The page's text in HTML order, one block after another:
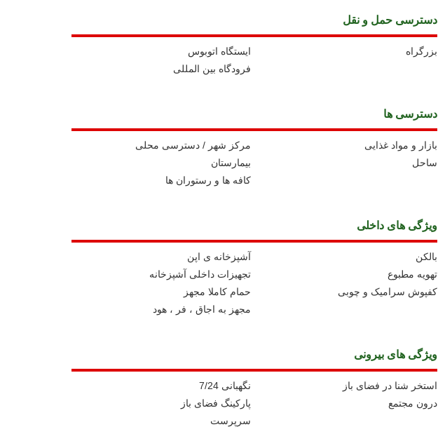
دسترسی حمل و نقل
ايستگاه اتوبوس
بزرگراه
فرودگاه بین المللی
دسترسی ها
مرکز شهر / دسترسی محلی
بازار و مواد غذایی
بیمارستان
ساحل
کافه ها و رستوران ها
ویژگی های داخلی
آشپزخانه ی اپن
بالکن
تجهیزات داخلی آشپزخانه
تهویه مطبوع
حمام کاملا مجهز
کفپوش سرامیک و چوبی
مجهز به اجاق ، فر ، هود
ویژگی های بیرونی
نگهبانی 7/24
استخر شنا در فضای باز
پارکینگ فضای باز
درون مجتمع
سرپرست